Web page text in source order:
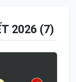
2026 (7)